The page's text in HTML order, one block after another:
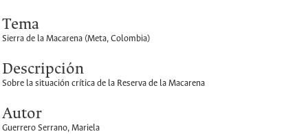
Tema
Sierra de la Macarena (Meta, Colombia)
Descripción
Sobre la situación crítica de la Reserva de la Macarena
Autor
Guerrero Serrano, Mariela